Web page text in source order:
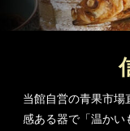
当館自営の青果市
感ある器で「温かい